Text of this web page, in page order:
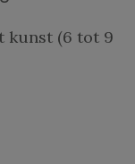
kunst (6 tot 9